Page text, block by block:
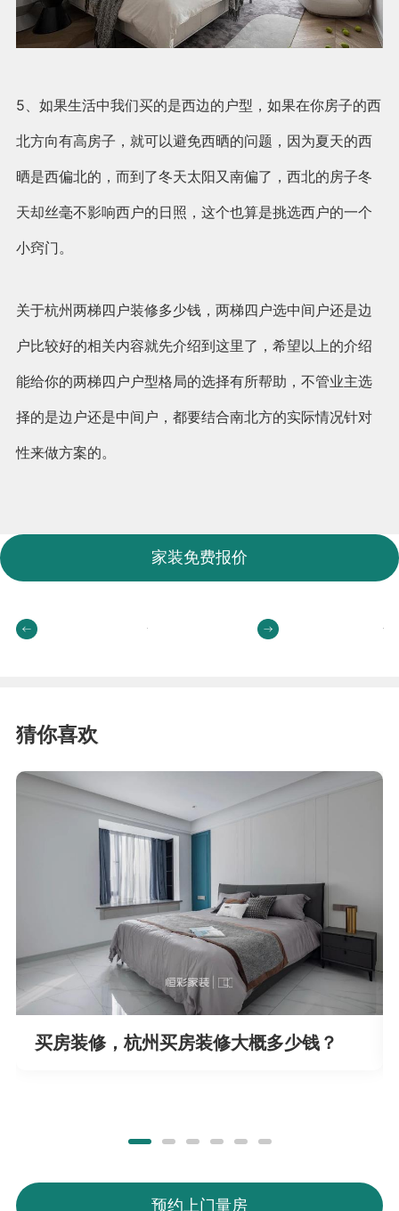
5、如果生活中我们买的是西边的户型，如果在你房子的西
北方向有高房子，就可以避免西晒的问题，因为夏天的西
晒是西偏北的，而到了冬天太阳又南偏了，西北的房子冬
天却丝毫不影响西户的日照，这个也算是挑选西户的一个
小窍门。
关于杭州两梯四户装修多少钱，两梯四户选中间户还是边
户比较好的相关内容就先介绍到这里了，希望以上的介绍
能给你的两梯四户户型格局的选择有所帮助，不管业主选
择的是边户还是中间户，都要结合南北方的实际情况针对
性来做方案的。
家装免费报价
猜你喜欢
买房装修，杭州买房装修大概多少钱？
预约上门量房